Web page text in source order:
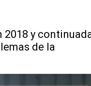
2018 y
de la